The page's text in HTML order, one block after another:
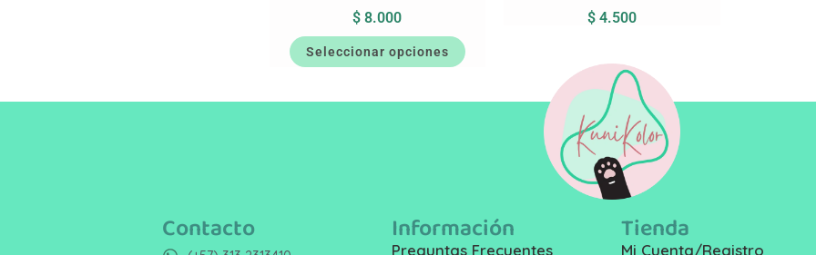
$ 8.000
Seleccionar opciones
$4.500
Contacto Información
Preguntas Frecuentes
Tienda
Mi Cuenta/Registro